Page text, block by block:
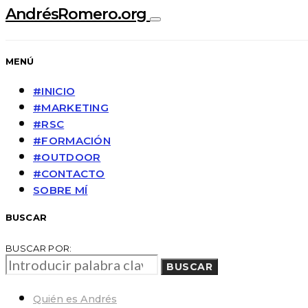
AndrésRomero.org
MENÚ
#INICIO
#MARKETING
#RSC
#FORMACIÓN
#OUTDOOR
#CONTACTO
SOBRE MÍ
BUSCAR
BUSCAR POR:
BUSCAR
Quién es Andrés